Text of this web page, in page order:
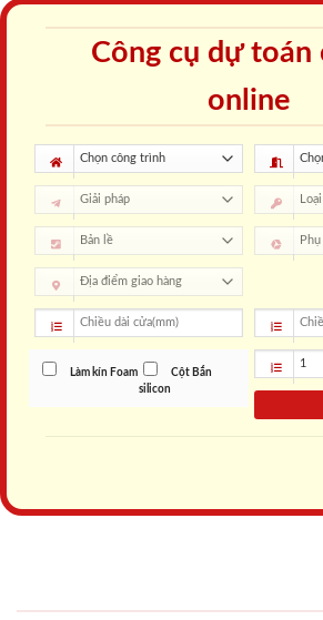
Công cụ dự toán
online
Làm kín Foam
Cột Bắn
silicon